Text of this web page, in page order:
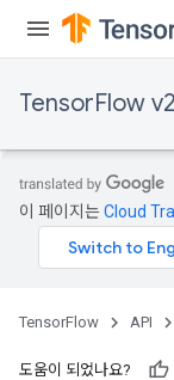
TensorFlow
이 페이지는Cloud
TensorFlow API
도움이 되었나요?